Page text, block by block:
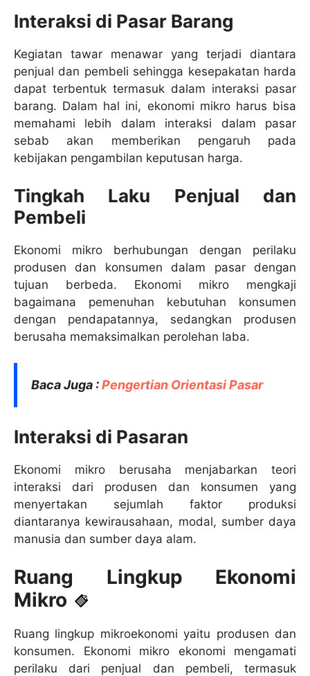
Interaksi di Pasar Barang
Kegiatan tawar menawar yang terjadi diantara
penjual dan pembeli sehingga kesepakatan harda
dapat terbentuk termasuk dalam interaksi pasar
barang. Dalam hal ini, ekonomi mikro harus bisa
memahami lebih dalam interaksi dalam pasar
sebab akan memberikan pengaruh pada
kebijakan pengambilan keputusan harga.
Tingkah Laku Penjual dan
Pembeli
Ekonomi mikro berhubungan dengan perilaku
produsen dan konsumen dalam pasar dengan
tujuan berbeda. Ekonomi mikro mengkaji
bagaimana pemenuhan kebutuhan konsumen
dengan pendapatannya, sedangkan produsen
berusaha memaksimalkan perolehan laba.
Baca Juga :Pengertian Orientasi Pasar
Interaksi di Pasaran
Ekonomi mikro berusaha menjabarkan teori
interaksi dari produsen dan konsumen yang
menyertakan sejumlah faktor produksi
diantaranya kewirausahaan, modal, sumber daya
manusia dan sumber daya alam.
Ruang Lingkup Ekonomi
Mikro
Ruang lingkup mikroekonomi yaitu produsen dan
konsumen. Ekonomi mikro ekonomi mengamati
perilaku dari penjual dan pembeli, termasuk